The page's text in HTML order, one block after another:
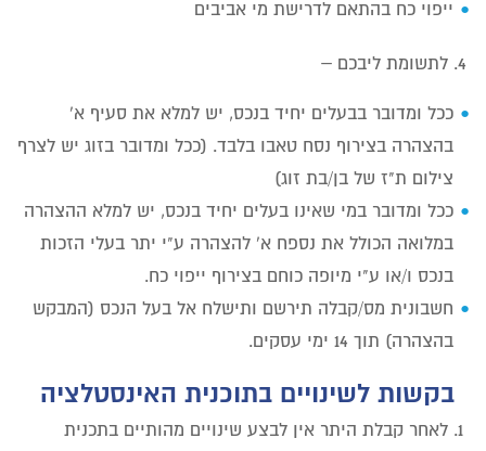
ייפוי כח בהתאם לדרישת מי אביבים
לתשומת ליבכם –
ככל ומדובר בבעלים יחיד בנכס, יש למלא את סעיף א'
בהצהרה בצירוף נסח טאבו בלבד. (ככל ומדובר בזוג יש לצרף
צילום ת"ז של בן/בת זוג)
ככל ומדובר במי שאינו בעלים יחיד בנכס, יש למלא ההצהרה
במלואה הכולל את נספח א' להצהרה ע"י יתר בעלי הזכות
בנכס ו/או ע"י מיופה כוחם בצירוף ייפוי כח.
חשבונית מס/קבלה תירשם ותישלח אל בעל הנכס (המבקש
בהצהרה) תוך 14 ימי עסקים.
בקשות לשינויים בתוכנית האינסטלציה
לאחר קבלת היתר אין לבצע שינויים מהותיים בתכנית